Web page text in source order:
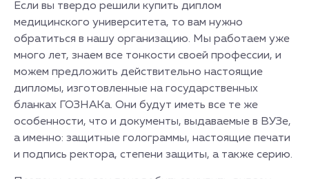
Если вы твердо решили купить диплом
медицинского университета, то вам нужно
обратиться в нашу организацию. Мы работаем уже
много лет, знаем все тонкости своей профессии, и
можем предложить действительно настоящие
дипломы, изготовленные на государственных
бланках ГОЗНАКа. Они будут иметь все те же
особенности, что и документы, выдаваемые в ВУЗе,
а именно: защитные голограммы, настоящие печати
и подпись ректора, степени защиты, а также серию.